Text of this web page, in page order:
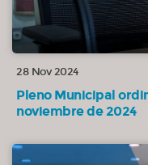
28 Nov 2024
Pleno Municipal
noviembre de 2024